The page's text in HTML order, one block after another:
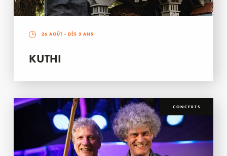
26 AOÛT - DÈS 3 ANS
KUTHI
CONCERTS